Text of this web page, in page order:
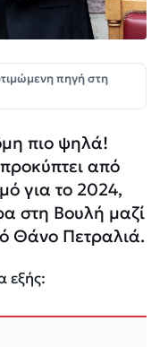
πηγή στη
πιο ψηλά!
από
για το 2024,
στη Βουλή μαζί
Θάνο Πετραλιά.
εξής: